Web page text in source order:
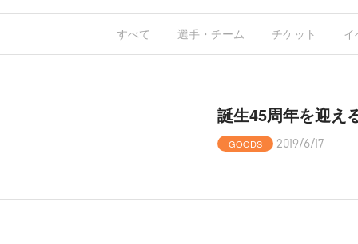
すべて 選手・チーム チケット
誕生45周年を迎え
GOODS 2019/6/17